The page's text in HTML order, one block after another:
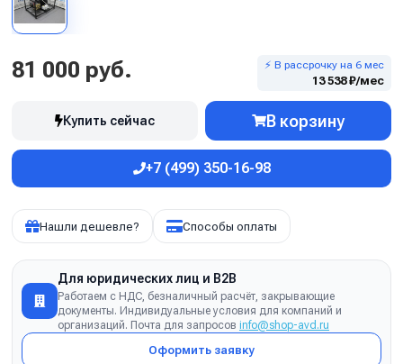
81 000 руб. ⚡ В рассрочку на 6 мес
13 538 ₽/мес
Купить сейчас В корзину
+7 (499) 350-16-98
Нашли дешевле? Способы оплаты
Для юридических лиц и B2B
Работаем с НДС, безналичный расчёт, закрывающие
документы. Индивидуальные условия для компаний и
организаций. Почта для запросов info@shop-avd.ru
Оформить заявку